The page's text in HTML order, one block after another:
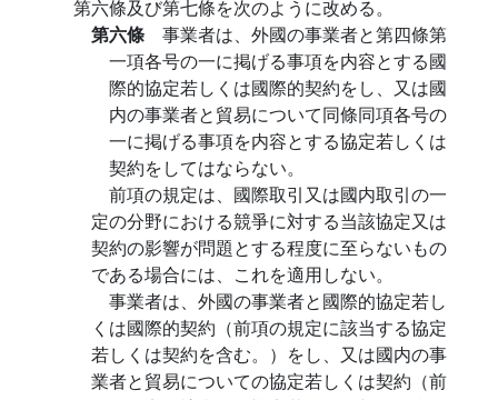
第六條及び第七條を次のように改める。
第六條 事業者は、外國の事業者と第四條第
一項各号の一に掲げる事項を内容とする國
際的協定若しくは國際的契約をし、又は國
内の事業者と貿易について同條同項各号の
一に掲げる事項を内容とする協定若しくは
契約をしてはならない。
前項の規定は、國際取引又は國内取引の一
定の分野における競爭に対する当該協定又は
契約の影響が問題とする程度に至らないもの
である場合には、これを適用しない。
事業者は、外國の事業者と國際的協定若し
くは國際的契約（前項の規定に該当する協定
若しくは契約を含む。）をし、又は國内の事
業者と貿易についての協定若しくは契約（前